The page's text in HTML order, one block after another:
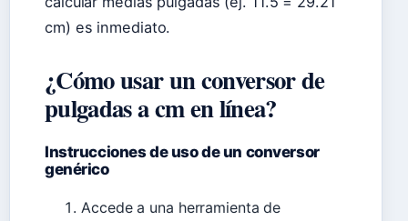
cm) es inmediato.
¿Cómo usar un conversor de
pulgadas a cm en línea?
Instrucciones de uso de un conversor
genérico
Accede a una herramienta de